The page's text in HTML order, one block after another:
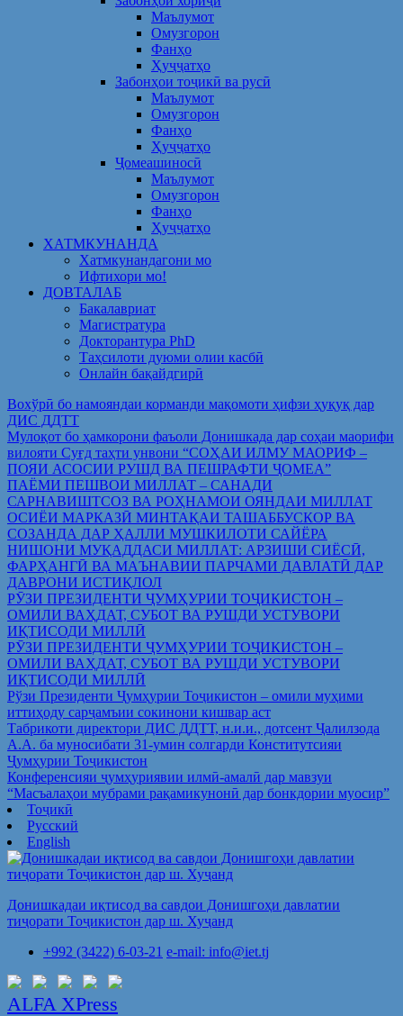
Маълумот
Омузгорон
Фанҳо
Ҳуҷҷатҳо
Забонҳои тоҷикӣ ва русӣ
Маълумот
Омузгорон
Фанҳо
Ҳуҷҷатҳо
Ҷомеашиносӣ
Маълумот
Омузгорон
Фанҳо
Ҳуҷҷатҳо
ХАТМКУНАНДА
Хатмкунандагони мо
Ифтихори мо!
ДОВТАЛАБ
Бакалавриат
Магистратура
Докторантура PhD
Таҳсилоти дуюми олии касбӣ
Онлайн бақайдгирӣ
Вохўрӣ бо намояндаи корманди мақомоти ҳифзи ҳуқуқ дар
ДИС ДДТТ
Мулоқот бо ҳамкорони фаъоли Донишкада дар соҳаи маорифи
вилояти Суғд таҳти унвони “СОҲАИ ИЛМУ МАОРИФ –
ПОЯИ АСОСИИ РУШД ВА ПЕШРАФТИ ҶОМЕА”
ПАЁМИ ПЕШВОИ МИЛЛАТ – САНАДИ
САРНАВИШТСОЗ ВА РОҲНАМОИ ОЯНДАИ МИЛЛАТ
ОСИЁИ МАРКАЗӢ МИНТАҚАИ ТАШАББУСКОР ВА
СОЗАНДА ДАР ҲАЛЛИ МУШКИЛОТИ САЙЁРА
НИШОНИ МУҚАДДАСИ МИЛЛАТ: АРЗИШИ СИЁСӢ,
ФАРҲАНГӢ ВА МАЪНАВИИ ПАРЧАМИ ДАВЛАТӢ ДАР
ДАВРОНИ ИСТИҚЛОЛ
РӮЗИ ПРЕЗИДЕНТИ ҶУМҲУРИИ ТОҶИКИСТОН –
ОМИЛИ ВАҲДАТ, СУБОТ ВА РУШДИ УСТУВОРИ
ИҚТИСОДИ МИЛЛӢ
РӮЗИ ПРЕЗИДЕНТИ ҶУМҲУРИИ ТОҶИКИСТОН –
ОМИЛИ ВАҲДАТ, СУБОТ ВА РУШДИ УСТУВОРИ
ИҚТИСОДИ МИЛЛӢ
Рўзи Президенти Ҷумҳурии Тоҷикистон – омили муҳими
иттиҳоду сарҷамъии сокинони кишвар аст
Табрикоти директори ДИС ДДТТ, н.и.и., дотсент Ҷалилзода
А.А. ба муносибати 31-умин солгарди Конститутсияи
Ҷумҳурии Тоҷикистон
Конференсияи ҷумҳуриявии илмӣ-амалӣ дар мавзуи
“Масъалаҳои мубрами рақамикунонӣ дар бонкдории муосир”
Тоҷикӣ
Русский
English
Донишкадаи иқтисод ва савдои Донишгоҳи давлатии
тиҷорати Тоҷикистон дар ш. Хуҷанд
+992 (3422) 6-03-21 e-mail: info@iet.tj
ALFA XPress